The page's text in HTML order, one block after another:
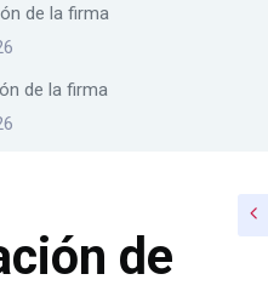
de la firma
de la firma
de